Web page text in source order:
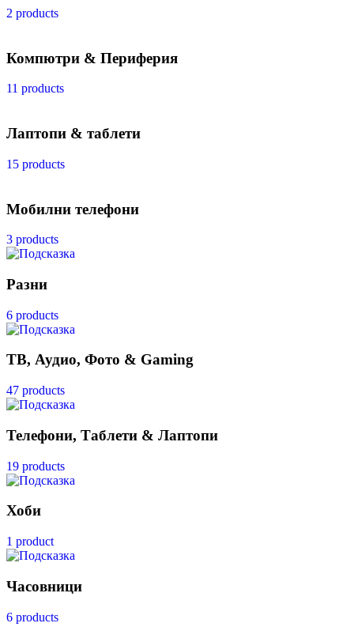
2 products
Компютри & Периферия
11 products
Лаптопи & таблети
15 products
Мобилни телефони
3 products
Разни
6 products
ТВ, Аудио, Фото & Gaming
47 products
Телефони, Таблети & Лаптопи
19 products
Хоби
1 product
Часовници
6 products